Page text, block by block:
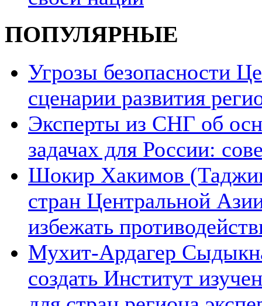
ПОПУЛЯРНЫЕ
Угрозы безопасности
сценарии развития
Эксперты из СНГ об
задачах для России:
Шокир Хакимов
стран Центральной
избежать
Мухит-Ардагер
создать Институт